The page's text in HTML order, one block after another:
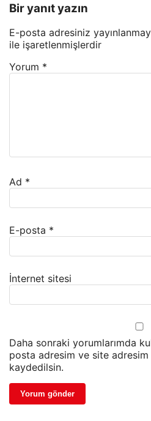
Bir yanıt yazın
E-posta adresiniz
ile işaretlenmişlerdir
Yorum *
Ad *
E-posta *
İnternet sitesi
Daha sonraki yorumlarımda
posta adresim ve site adresim
kaydedilsin.